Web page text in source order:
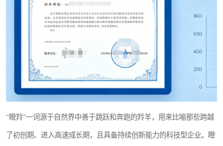
“瞪羚”一词源于自然界中善于跳跃和奔跑的羚羊，用来比喻那些跨越
了初创期、进入高速成长期，且具备持续创新能力的科技型企业。瞪